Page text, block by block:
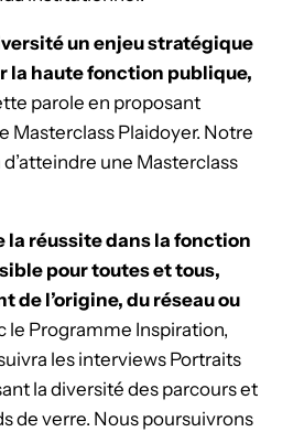
un enjeu stratégique
la haute fonction publique,
parole en proposant
Masterclass Plaidoyer. Notre
une Masterclass
la réussite dans la fonction
pour toutes et tous,
de l’origine, du réseau ou
le Programme Inspiration,
les interviews Portraits
la diversité des parcours et
de verre. Nous poursuivrons